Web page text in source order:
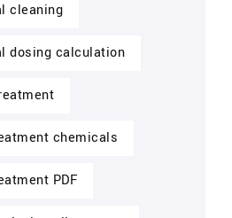
cleaning
dosing calculation
chemicals
PDF